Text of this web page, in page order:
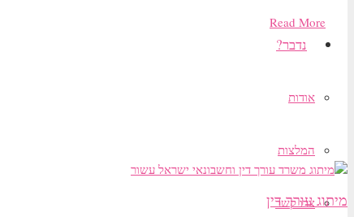
נדבר?
אודות
המלצות
צרו קשר
Read More
מיתוג עורך דין